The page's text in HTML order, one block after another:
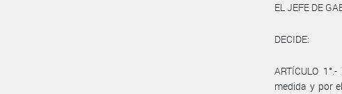
EL JEFE DE
DECIDE:
ARTÍCULO
medida y por